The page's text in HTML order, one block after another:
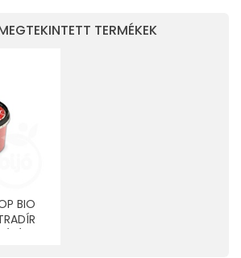
TERMÉKEK
BIO